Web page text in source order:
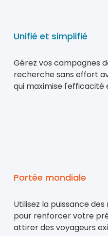
Unifié et simplifié
Gérez vos campagnes
recherche sans effort
qui maximise l'efficacité
Portée mondiale
Utilisez la puissance
pour renforcer votre
attirer des voyageurs